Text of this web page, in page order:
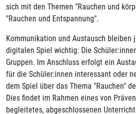
sich mit den Themen "Rauchen und
"Rauchen und Entspannung".
Kommunikation und Austausch bleiben
digitalen Spiel wichtig: Die
Gruppen. Im Anschluss erfolgt ein
für die Schüler:innen interessant oder
dem Spiel über das Thema "Rauchen"
Dies findet im Rahmen eines von
begleitetes, abgeschlossenen